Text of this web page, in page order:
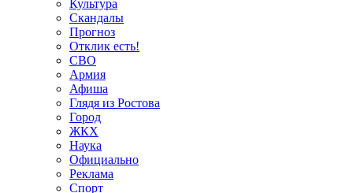
Культура
Скандалы
Прогноз
Отклик есть!
СВО
Армия
Афиша
Глядя из Ростова
Город
ЖКХ
Наука
Официально
Реклама
Спорт